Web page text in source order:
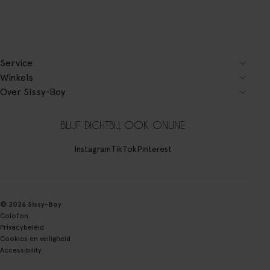
Service
Winkels
Over Sissy-Boy
BLIJF DICHTBIJ, OOK ONLINE
InstagramTikTokPinterest
© 2026 Sissy-Boy
Colofon
Privacybeleid
Cookies en veiligheid
Accessibility